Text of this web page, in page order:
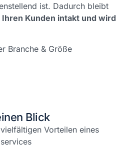
ist. Dadurch bleibt
Kunden intakt und wird
Branche & Größe
Blick
Vorteilen eines